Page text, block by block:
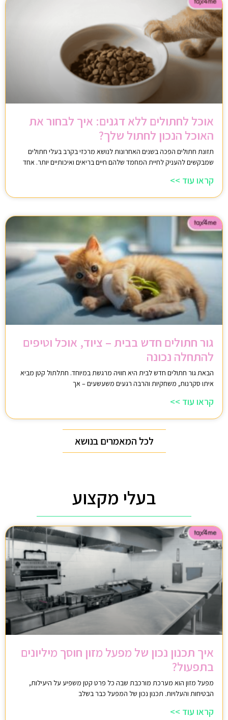
אוכל לחתולים ללא דגנים: איך לבחור את
האוכל הנכון לחתול שלך?
תזונת חתולים הפכה בשנים האחרונות לנושא מרכזי בקרב בעלי חתולים
שמבקשים להעניק לחיית המחמד שלהם חיים בריאים ואיכותיים יותר. אחד
קראו עוד >>
גור חתולים חדש בבית – ציוד, אוכל וטיפים
להתחלה נכונה
הבאת גור חתולים חדש לבית היא חוויה מרגשת במיוחד. חתלתול קטן מביא
איתו סקרנות, משחקיות והרבה רגעים משעשעים – אך
קראו עוד >>
לכל המאמרים בנושא
בעלי מקצוע
איך תכנון נכון של מפעל מזון חוסך מיליונים
בתפעול?
מפעל מזון הוא מערכת מורכבת שבה כל פרט קטן משפיע על היעילות,
הבטיחות והעלויות. תכנון נכון של המפעל כבר בשלב
קראו עוד >>